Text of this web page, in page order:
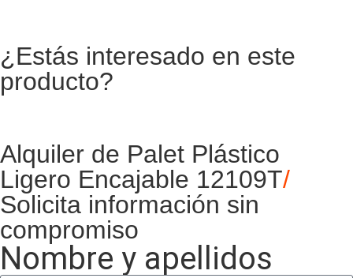
¿Estás interesado en este
producto?
Alquiler de Palet Plástico
Ligero Encajable 12109T/
Solicita información sin
compromiso
Nombre y apellidos